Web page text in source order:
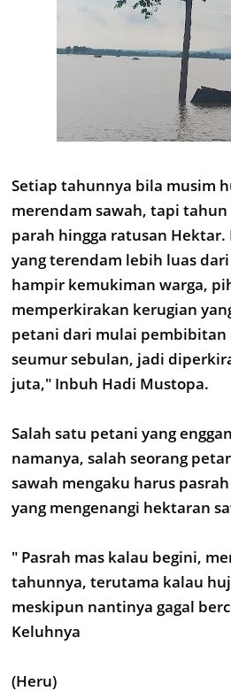
Setiap tahunnya bila musim
merendam sawah, tapi
parah hingga ratusan
yang terendam lebih luas
hampir kemukiman warga,
memperkirakan kerugian
petani dari mulai pembibitan
seumur sebulan, jadi
juta," Inbuh Hadi Mustopa.
Salah satu petani yang
namanya, salah seorang
sawah mengaku harus
yang mengenangi hektaran
" Pasrah mas kalau begini,
tahunnya, terutama kalau
meskipun nantinya gagal
Keluhnya
(Heru)